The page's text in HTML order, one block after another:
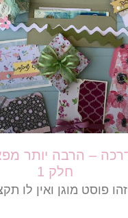
חלק 1
זהו פוסט מוגן ואין לו